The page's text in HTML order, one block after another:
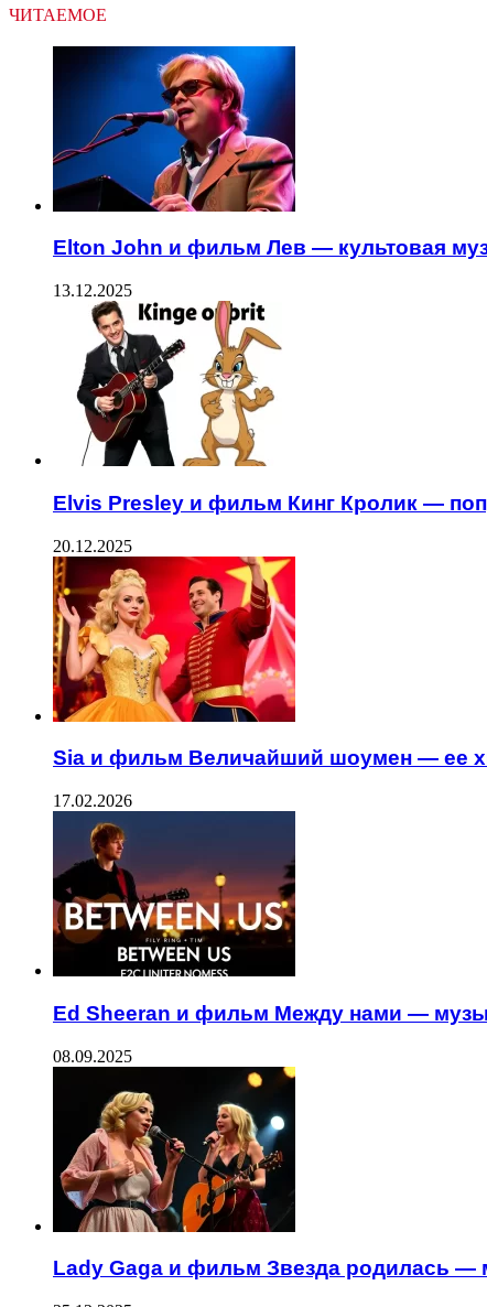
ЧИТАЕМОЕ
Elton John и фильм Лев — культовая
13.12.2025
Elvis Presley и фильм Кинг Кролик —
20.12.2025
Sia и фильм Величайший шоумен — ее
17.02.2026
Ed Sheeran и фильм Между нами —
08.09.2025
Lady Gaga и фильм Звезда родилась